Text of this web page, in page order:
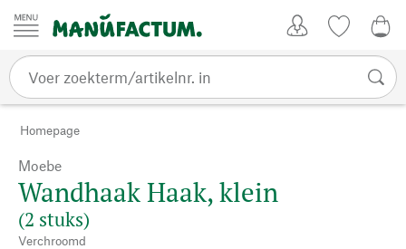
Passer au contenu
Homepage
Moebe
Wandhaak Haak, klein
(2 stuks)
Verchroomd